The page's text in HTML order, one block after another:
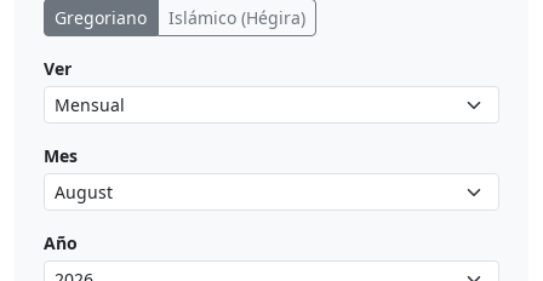
Gregoriano
Islámico (Hégira)
Ver
Mes
Año